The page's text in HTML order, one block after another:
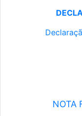
NOTA